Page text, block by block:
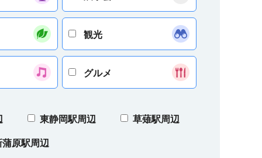
観光
グルメ
東静岡駅周辺 草薙駅周辺
蒲原駅周辺